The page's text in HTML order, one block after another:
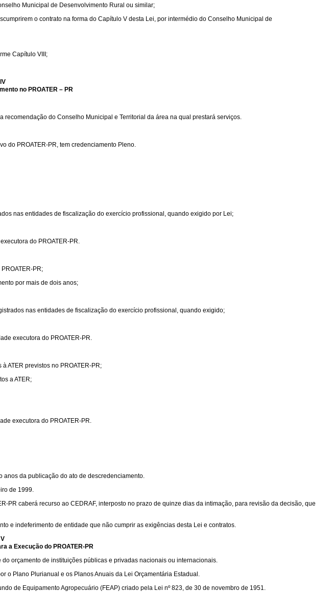
Municipal de Desenvolvimento Rural ou similar;
o contrato na forma do Capítulo V desta Lei, por intermédio do Conselho Municipal de
Capítulo VIII;
no PROATER – PR
do Conselho Municipal e Territorial da área na qual prestará serviços.
do PROATER-PR, tem credenciamento Pleno.
nas entidades de fiscalização do exercício profissional, quando exigido por Lei;
do PROATER-PR.
PR;
por mais de dois anos;
nas entidades de fiscalização do exercício profissional, quando exigido;
executora do PROATER-PR.
ATER previstos no PROATER-PR;
a ATER;
executora do PROATER-PR.
anos da publicação do ato de descredenciamento.
de 1999.
caberá recurso ao CEDRAF, interposto no prazo de quinze dias da intimação, para revisão da decisão, que
e indeferimento de entidade que não cumprir as exigências desta Lei e contratos.
a Execução do PROATER-PR
orçamento de instituições públicas e privadas nacionais ou internacionais.
o Plano Plurianual e os Planos Anuais da Lei Orçamentária Estadual.
de Equipamento Agropecuário (FEAP) criado pela Lei nº 823, de 30 de novembro de 1951.